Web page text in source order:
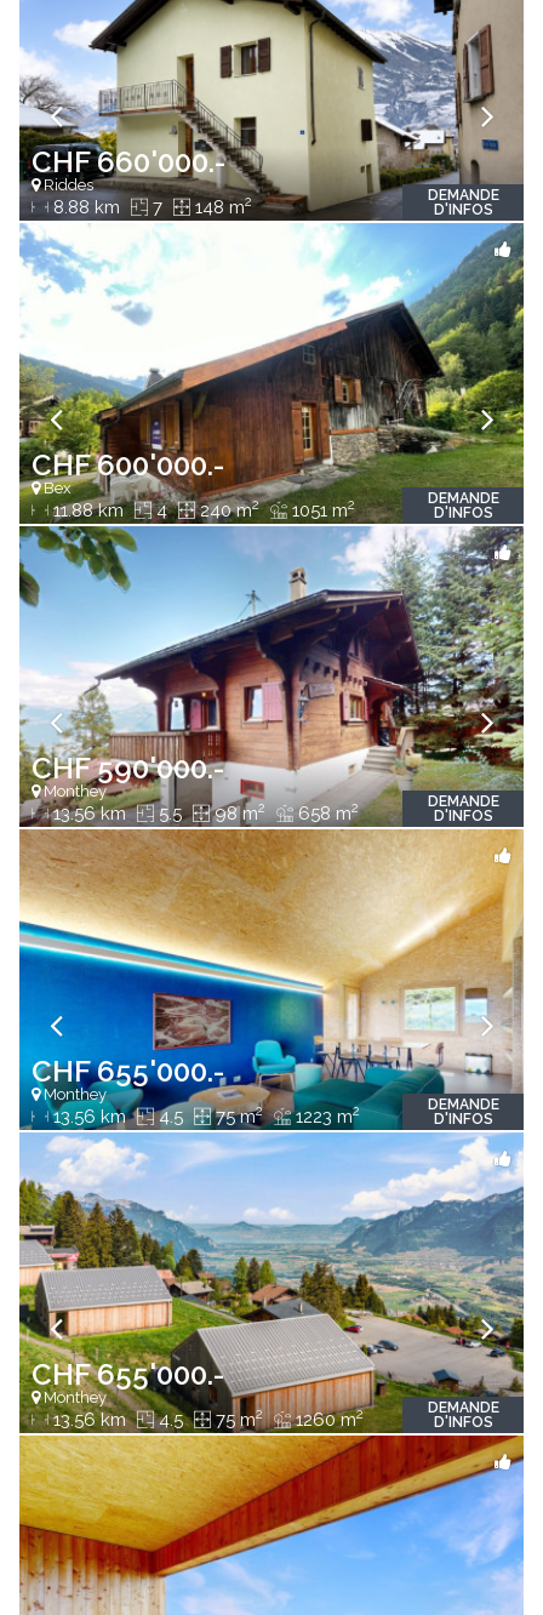
CHF 660'000.-
Riddes
8.88 km 7 148 m2
DEMANDE
D'INFOS
CHF 600'000.-
Bex
11.88 km 4 240 m2 1051 m2
DEMANDE
D'INFOS
CHF 590'000.-
Monthey
13.56 km 5.5 98 m2 658 m2
DEMANDE
D'INFOS
CHF 655'000.-
Monthey
13.56 km 4.5 75 m2 1223 m2
DEMANDE
D'INFOS
CHF 655'000.-
Monthey
13.56 km 4.5 75 m2 1260 m2
DEMANDE
D'INFOS